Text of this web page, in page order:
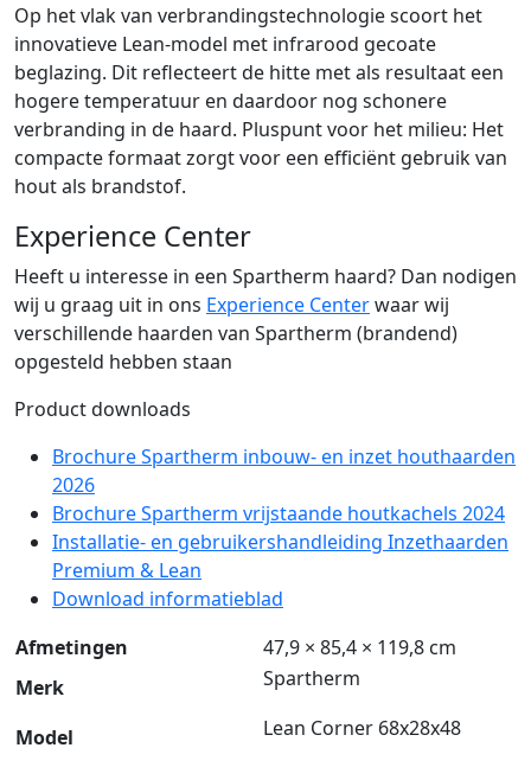
Op het vlak van verbrandingstechnologie scoort het
innovatieve Lean-model met infrarood gecoate
beglazing. Dit reflecteert de hitte met als resultaat een
hogere temperatuur en daardoor nog schonere
verbranding in de haard. Pluspunt voor het milieu: Het
compacte formaat zorgt voor een efficiënt gebruik van
hout als brandstof.
Experience Center
Heeft u interesse in een Spartherm haard? Dan nodigen
wij u graag uit in ons Experience Centerwaar wij
verschillende haarden van Spartherm (brandend)
opgesteld hebben staan
Product downloads
Brochure Spartherm inbouw- en inzet houthaarden
2026
Brochure Spartherm vrijstaande houtkachels 2024
Installatie- en gebruikershandleiding Inzethaarden
Premium & Lean
Download informatieblad
Afmetingen
47,9 × 85,4 × 119,8 cm
Merk
Spartherm
Model Lean Corner 68x28x48